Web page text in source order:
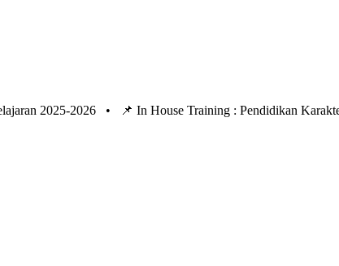
2025-2026 •
📌 In House Training : Pendidikan